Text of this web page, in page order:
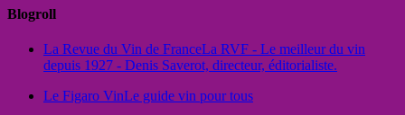
Blogroll
La Revue du Vin de FranceLa RVF - Le meilleur du vin
depuis 1927 - Denis Saverot, directeur, éditorialiste.
Le Figaro VinLe guide vin pour tous